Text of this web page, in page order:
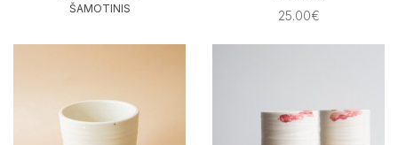
ŠAMOTINIS
25.00€